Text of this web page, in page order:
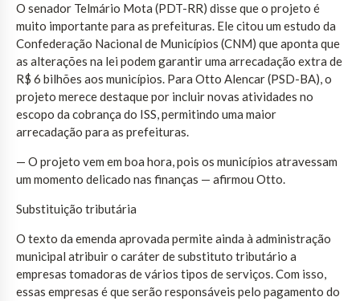
O senador Telmário Mota (PDT-RR) disse que o projeto é
muito importante para as prefeituras. Ele citou um estudo da
Confederação Nacional de Municípios (CNM) que aponta que
as alterações na lei podem garantir uma arrecadação extra de
R$ 6 bilhões aos municípios. Para Otto Alencar (PSD-BA), o
projeto merece destaque por incluir novas atividades no
escopo da cobrança do ISS, permitindo uma maior
arrecadação para as prefeituras.
— O projeto vem em boa hora, pois os municípios atravessam
um momento delicado nas finanças — afirmou Otto.
Substituição tributária
O texto da emenda aprovada permite ainda à administração
municipal atribuir o caráter de substituto tributário a
empresas tomadoras de vários tipos de serviços. Com isso,
essas empresas é que serão responsáveis pelo pagamento do